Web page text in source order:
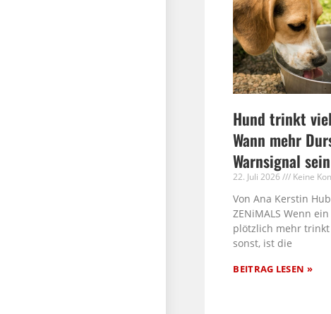
Hund trinkt
Wann mehr
Warnsignal
22. Juli 2026 Keine
Von Ana Kerstin
ZENiMALS Wenn
plötzlich mehr trinkt
sonst, ist die
BEITRAG LESEN »